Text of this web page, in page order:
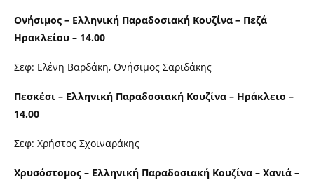
Ονήσιμος – Ελληνική Παραδοσιακή Κουζίνα – Πεζά
Ηρακλείου – 14.00
Σεφ: Ελένη Βαρδάκη, Ονήσιμος Σαριδάκης
Πεσκέσι – Ελληνική Παραδοσιακή Κουζίνα – Ηράκλειο –
14.00
Σεφ: Χρήστος Σχοιναράκης
Χρυσόστομος – Ελληνική Παραδοσιακή Κουζίνα – Χανιά –